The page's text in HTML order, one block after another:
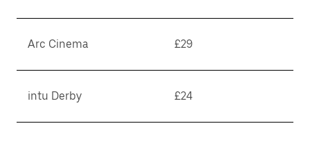
Arc Cinema £29
intu Derby £24